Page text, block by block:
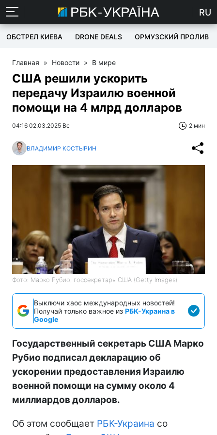
RU
ОБСТРЕЛ КИЕВА DRONE DEALS ОРМУЗСКИЙ ПРОЛИВ
Главная » Новости » В мире
США решили ускорить
передачу Израилю военной
помощи на 4 млрд долларов
04:16 02.03.2025 Вс 2 мин
ВЛАДИМИР КОСТЫРИН
Фото: Марко Рубио, госсекретарь США (Getty Images)
Выключи хаос международных новостей!
Получай только важное из РБК-Украина в
Google
Государственный секретарь США Марко
Рубио подписал декларацию об
ускорении предоставления Израилю
военной помощи на сумму около 4
миллиардов долларов.
Об этом сообщает РБК-Украина со